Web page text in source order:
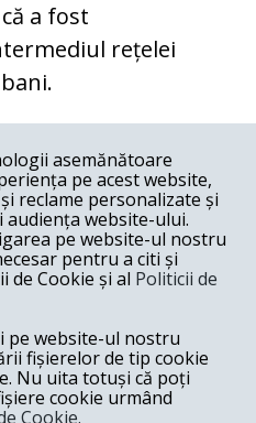
că a fost
rețelei
asemănătoare
pe acest website,
reclame personalizate și
website-ului.
pe website-ul nostru
pentru a citi și
de Cookie și al Politicii de
pe website-ul nostru
fișierelor de tip cookie
Nu uita totuși că poți
cookie urmând
Cookie.